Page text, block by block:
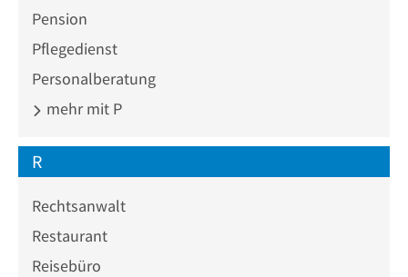
Pension
Pflegedienst
Personalberatung
mehr mit P
R
Rechtsanwalt
Restaurant
Reisebüro